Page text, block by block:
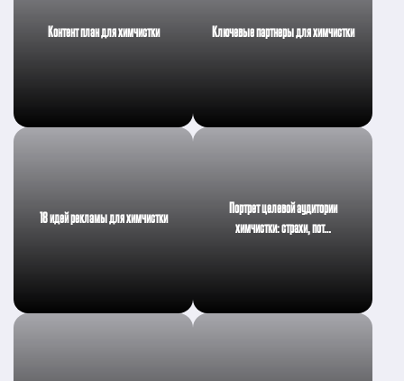
Контент план для химчистки Ключевые партнеры для химчистки
18 идей рекламы для химчистки
Портрет целевой аудитории
химчистки: страхи, пот…